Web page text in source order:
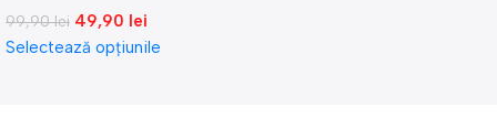
99,90lei 49,90 lei
Selectează opțiunile